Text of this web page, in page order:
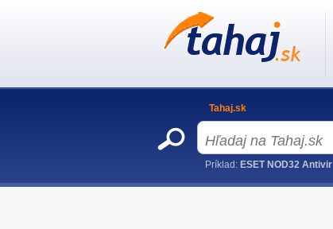
Tahaj.sk
Príklad: ESET NOD32 Antivir